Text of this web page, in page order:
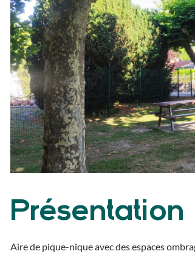
Présentation
Aire de pique-nique avec des espaces